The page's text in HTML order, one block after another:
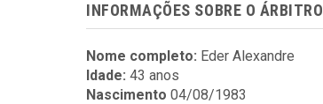
INFORMAÇÕES SOBRE O ÁRBITRO
Nome completo: Eder Alexandre
Idade: 43 anos
Nascimento 04/08/1983